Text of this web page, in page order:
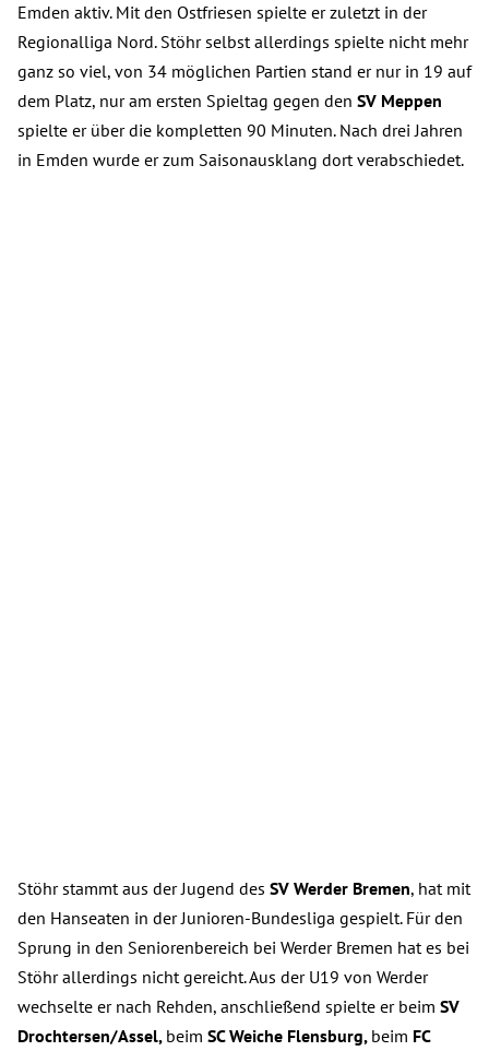
Emden aktiv. Mit den Ostfriesen spielte er zuletzt in der
Regionalliga Nord. Stöhr selbst allerdings spielte nicht mehr
ganz so viel, von 34 möglichen Partien stand er nur in 19 auf
dem Platz, nur am ersten Spieltag gegen den SV Meppen
spielte er über die kompletten 90 Minuten. Nach drei Jahren
in Emden wurde er zum Saisonausklang dort verabschiedet.
Stöhr stammt aus der Jugend des SV Werder Bremen, hat mit
den Hanseaten in der Junioren-Bundesliga gespielt. Für den
Sprung in den Seniorenbereich bei Werder Bremen hat es bei
Stöhr allerdings nicht gereicht. Aus der U19 von Werder
wechselte er nach Rehden, anschließend spielte er beim SV
Drochtersen/Assel, beim SC Weiche Flensburg, beim FC